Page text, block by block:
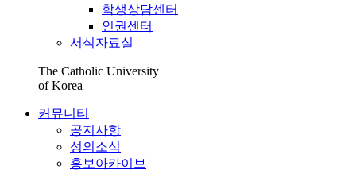
학생상담센터
인권센터
서식자료실
The Catholic University
of Korea
커뮤니티
공지사항
성의소식
홍보아카이브